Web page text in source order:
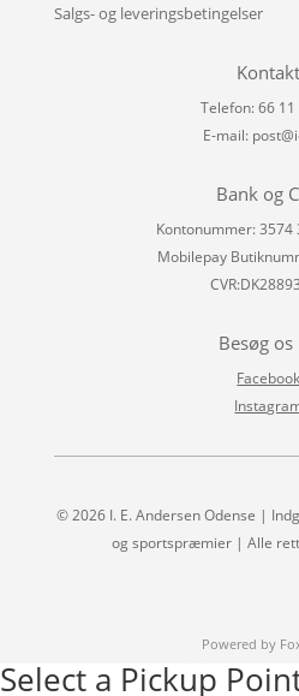
Salgs- og leveringsbetingelser
Kontakt
Telefon: 66
E-mail:
Bank og
Kontonummer: 3574
Mobilepay
Besøg os
Facebook
© 2026 I. E. Andersen Odense |
og sportspræmier | Alle
Powered by
Select a Pickup